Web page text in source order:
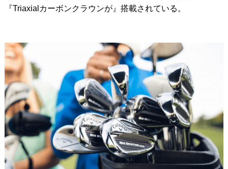
『Triaxialカーボンクラウンが』搭載されている。